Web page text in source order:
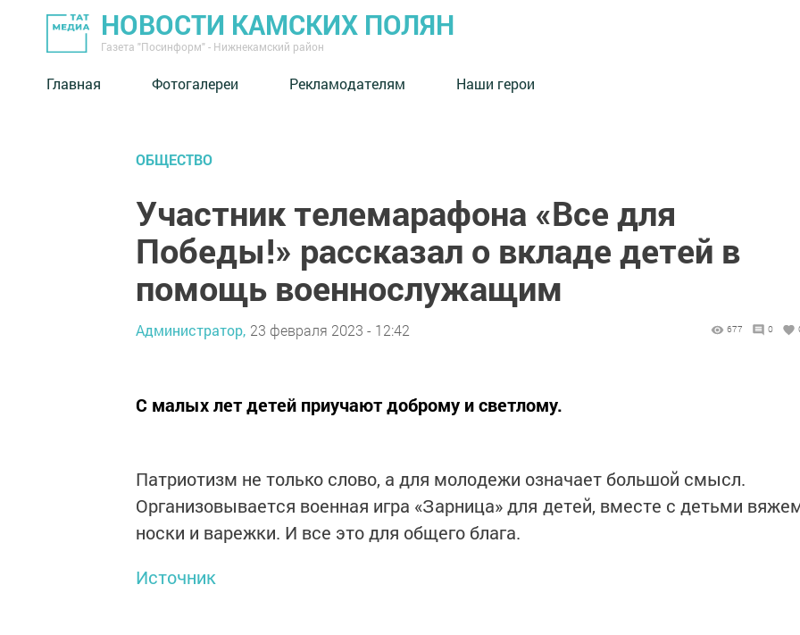
НОВОСТИ КАМСКИХ ПОЛЯН
Газета "Посинформ" - Нижнекамский район
Главная Фотогалереи Рекламодателям Наши герои
ОБЩЕСТВО
Участник телемарафона «Все для
Победы!» рассказал о вкладе детей в
помощь военнослужащим
Администратор, 23 февраля 2023 - 12:42 677 0
С малых лет детей приучают доброму и светлому.
Патриотизм не только слово, а для молодежи означает большой смысл.
Организовывается военная игра «Зарница» для детей, вместе с детьми
носки и варежки. И все это для общего блага.
Источник